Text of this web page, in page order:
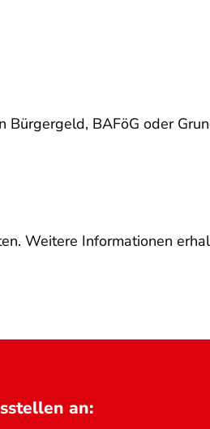
Bürgergeld, BAFöG oder
Weitere Informationen
an: